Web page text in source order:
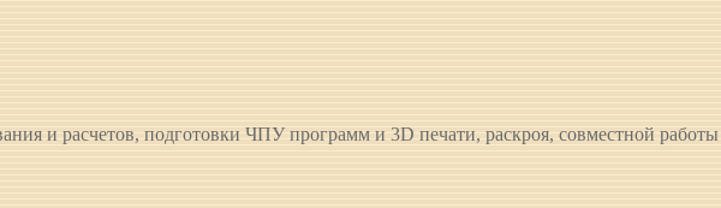
грн.
и расчетов, подготовки ЧПУ программ и 3D печати, раскроя, совместной работы